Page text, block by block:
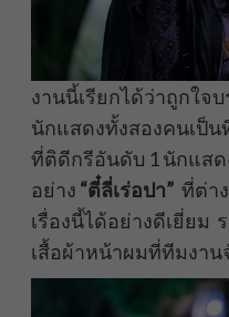
งานนี้เรียกได้ว่าถูกใจ
นักแสดงทั้งสองคนเป็
ที่ติดีกรีอันดับ 1 นักแส
อย่าง “ตี๋ลี่เร่อปา” ที่ต่า
เรื่องนี้ได้อย่างดีเยี่ยม
เสื้อผ้าหน้าผมที่ทีมงาน